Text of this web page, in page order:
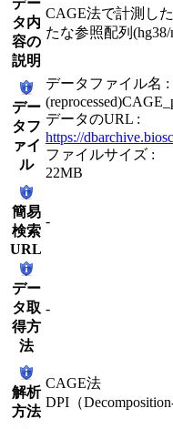
タ内
容の
説明
CAGE法で計測し
たな参照配列
デー
タフ
ァイ
ル
データファイル名 :
データのURL :
https://
ファイルサイズ :
22MB
簡易
検索
URL
-
デー
タ取
得方
法
-
解析
方法
CAGE法
DPI（